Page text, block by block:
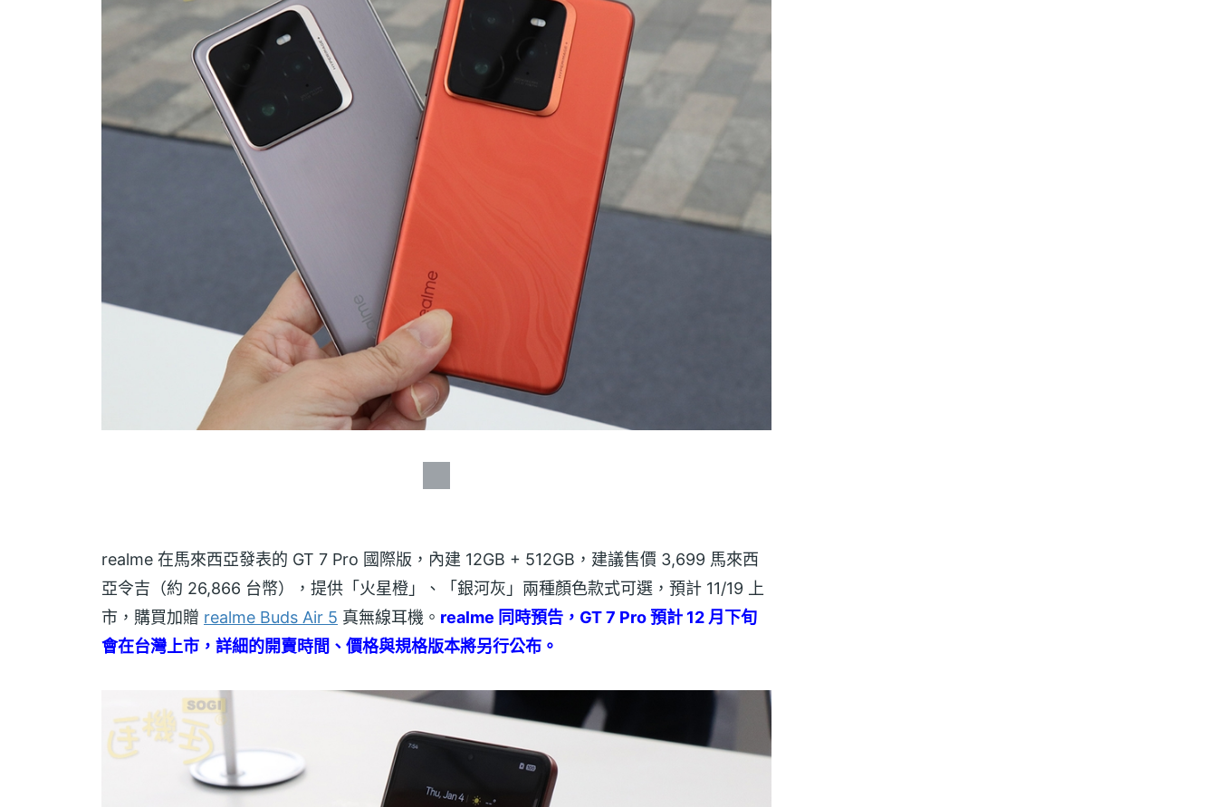
realme 在馬來西亞發表的 GT 7 Pro 國際版，內建 12GB + 512GB，建議售價 3,699 馬來西
亞令吉（約 26,866 台幣），提供「火星橙」、「銀河灰」兩種顏色款式可選，預計 11/19 上
市，購買加贈 realme Buds Air 5 真無線耳機。 realme 同時預告，GT 7 Pro 預計 12 月下旬
會在台灣上市，詳細的開賣時間、價格與規格版本將另行公布。